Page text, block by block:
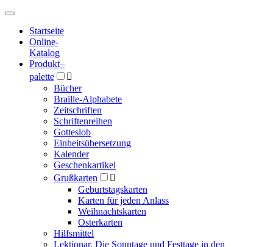
Hauptmenü
Hauptmenü
Startseite
Online-
Katalog
Produkt–
palette

Bücher
Braille-Alphabete
Zeitschriften
Schriftenreihen
Gotteslob
Einheitsübersetzung
Kalender
Geschenkartikel
Grußkarten

Geburtstagskarten
Karten für jeden Anlass
Weihnachtskarten
Osterkarten
Hilfsmittel
Lektionar. Die Sonntage und Festtage in den